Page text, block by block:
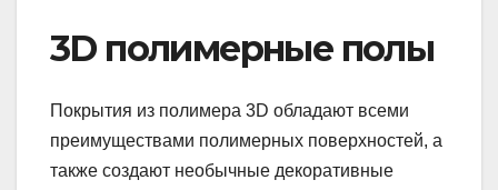
3D полимерные полы
Покрытия из полимера 3D обладают всеми
преимуществами полимерных поверхностей, а
также создают необычные декоративные